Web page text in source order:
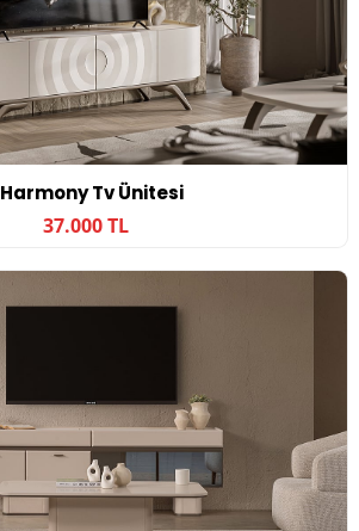
Harmony Tv Ünitesi
37.000 TL